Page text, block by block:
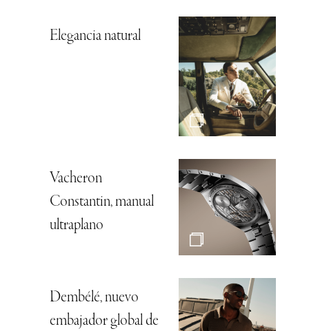
Elegancia natural
Vacheron
Constantin, manual
ultraplano
Dembélé, nuevo
embajador global de